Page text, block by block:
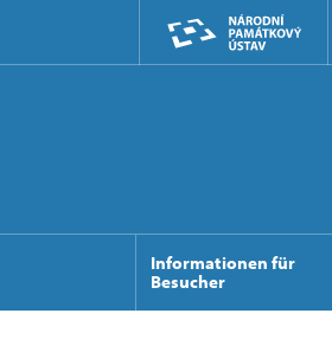
Informationen für
Besucher